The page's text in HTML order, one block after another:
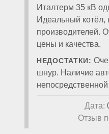
Италтерм 35 кВ
Идеальный котёл,
производителей.
цены и качества.
НЕДОСТАТКИ:
шнур. Наличие
непосредственной
Дата:
Отзыв